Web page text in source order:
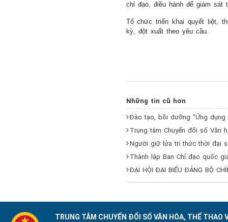
chỉ đạo, điều hành để giám
Tổ chức triển khai quyết liệt,
kỳ, đột xuất theo yêu cầu.
Những tin cũ hơn
Đào tạo, bồi dưỡng "Ứng dụng
Trung tâm Chuyển đổi số Văn
Người giữ lửa tri thức thời đại
Thành lập Ban Chỉ đạo quốc
ĐẠI HỘI ĐẠI BIỂU ĐẢNG BỘ
TRUNG TÂM CHUYỂN ĐỔI SỐ VĂN HÓA, THỂ THAO